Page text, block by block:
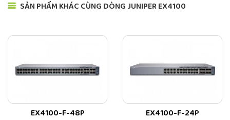
• Maximum current inrush: 30 amps
per switch
x H x D)
• Base Unit: 44.1 x 4.37 x 35 cm
• Height: 1 U
SẢN PHẨM KHÁC CÙNG DÒNG JUNIPER EX4100
EX4100-F-48P EX4100-F-24P